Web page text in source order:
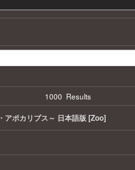
1000 Results
アポカリプス～ 日本語版 [Zoo]